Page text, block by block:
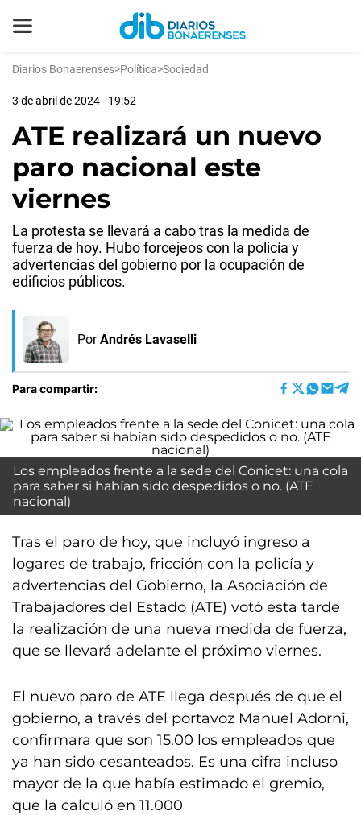
Diarios Bonaerenses>Política>Sociedad
3 de abril de 2024 - 19:52
ATE realizará un nuevo
paro nacional este
viernes
La protesta se llevará a cabo tras la medida de
fuerza de hoy. Hubo forcejeos con la policía y
advertencias del gobierno por la ocupación de
edificios públicos.
Por Andrés Lavaselli
Para compartir:
Los empleados frente a la sede del Conicet: una cola
para saber si habían sido despedidos o no. (ATE
nacional)
Tras el paro de hoy, que incluyó ingreso a
logares de trabajo, fricción con la policía y
advertencias del Gobierno, la Asociación de
Trabajadores del Estado (ATE) votó esta tarde
la realización de una nueva medida de fuerza,
que se llevará adelante el próximo viernes.
El nuevo paro de ATE llega después de que el
gobierno, a través del portavoz Manuel Adorni,
confirmara que son 15.00 los empleados que
ya han sido cesanteados. Es una cifra incluso
mayor de la que había estimado el gremio,
que la calculó en 11.000